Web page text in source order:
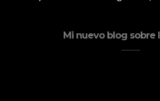
Mi nuevo blog sobre